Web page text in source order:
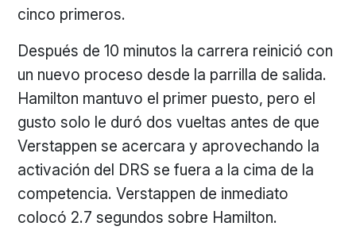
cinco primeros.
Después de 10 minutos la carrera reinició con
un nuevo proceso desde la parrilla de salida.
Hamilton mantuvo el primer puesto, pero el
gusto solo le duró dos vueltas antes de que
Verstappen se acercara y aprovechando la
activación del DRS se fuera a la cima de la
competencia. Verstappen de inmediato
colocó 2.7 segundos sobre Hamilton.